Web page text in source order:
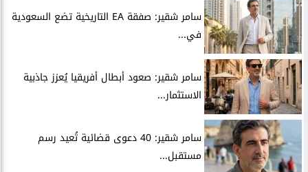
سامر شقير: صفقة EA التاريخية تضع السعودية
في...
سامر شقير: صعود أبطال أفريقيا يُعزز جاذبية
الاستثمار...
سامر شقير: 40 دعوى قضائية تُعيد رسم
مستقبل...